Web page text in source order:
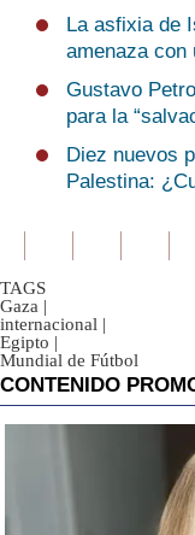
La asfixia de
amenaza con
Gustavo
para la
Diez nuevos
Palestina:
TAGS
Gaza |
internacional |
Egipto |
Mundial de Fútbol